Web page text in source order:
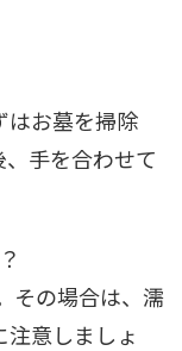
はお墓を掃除
手を合わせて
その場合は、濡
意しましょ